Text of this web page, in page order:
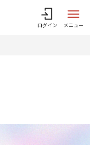
ログイン メニュー